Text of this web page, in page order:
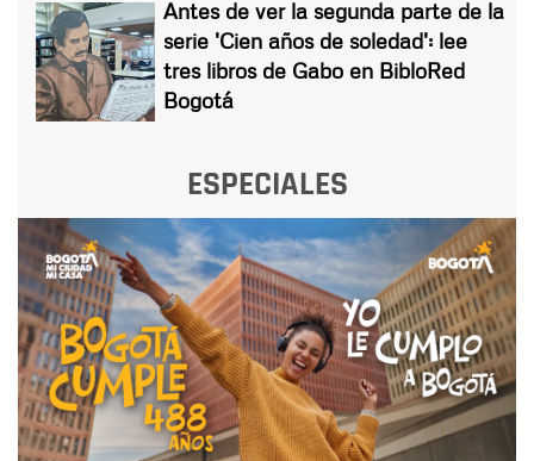
Antes de ver la segunda parte de la
serie 'Cien años de soledad': lee
tres libros de Gabo en BibloRed
Bogotá
ESPECIALES